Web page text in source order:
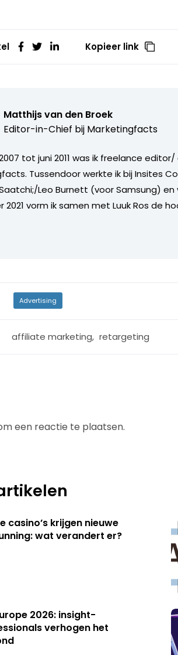
Kopieer link
Matthijs van den Broek
Editor-in-Chief bij Marketingfacts
tot juni 2011 was ik freelance
Tussendoor werkte ik bij Insites
Leo Burnett (voor Samsung) en
2021 vorm ik samen met Luuk Ros de
Advertising
affiliate marketing, retargeting
een reactie te plaatsen.
casino’s krijgen nieuwe
wat verandert er?
2026: insight-
verhogen het